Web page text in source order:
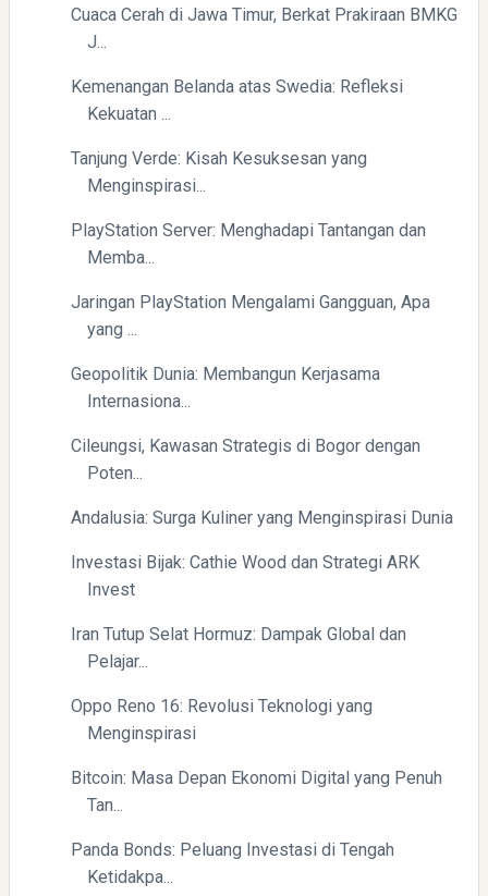
Cuaca Cerah di Jawa Timur, Berkat Prakiraan BMKG
J...
Kemenangan Belanda atas Swedia: Refleksi
Kekuatan ...
Tanjung Verde: Kisah Kesuksesan yang
Menginspirasi...
PlayStation Server: Menghadapi Tantangan dan
Memba...
Jaringan PlayStation Mengalami Gangguan, Apa
yang ...
Geopolitik Dunia: Membangun Kerjasama
Internasiona...
Cileungsi, Kawasan Strategis di Bogor dengan
Poten...
Andalusia: Surga Kuliner yang Menginspirasi Dunia
Investasi Bijak: Cathie Wood dan Strategi ARK
Invest
Iran Tutup Selat Hormuz: Dampak Global dan
Pelajar...
Oppo Reno 16: Revolusi Teknologi yang
Menginspirasi
Bitcoin: Masa Depan Ekonomi Digital yang Penuh
Tan...
Panda Bonds: Peluang Investasi di Tengah
Ketidakpa...